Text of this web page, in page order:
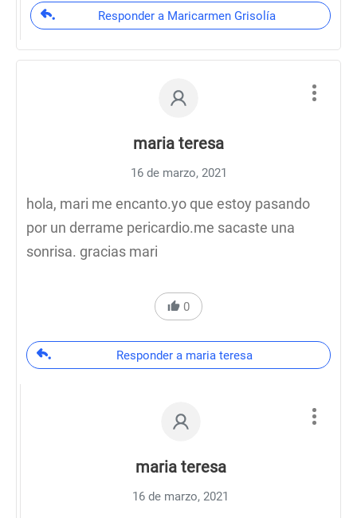
Responder a Maricarmen Grisolía
maria teresa
16 de marzo, 2021
hola, mari me encanto.yo que estoy pasando
por un derrame pericardio.me sacaste una
sonrisa. gracias mari
0
Responder a maria teresa
maria teresa
16 de marzo, 2021